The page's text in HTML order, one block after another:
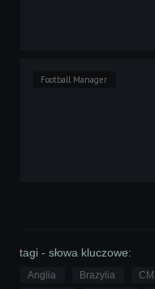
Football Manager
tagi - słowa kluczowe:
Anglia Brazylia